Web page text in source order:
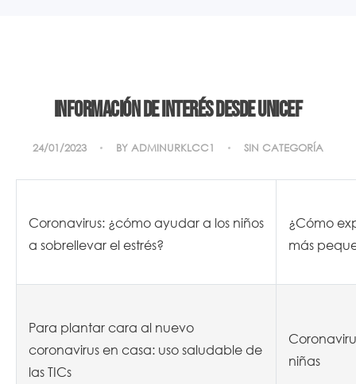
Información de interés desde UNICEF
24/01/2023 BY ADMINURKLCC1 SIN CATEGORÍA
Coronavirus: ¿cómo ayudar a los niños
a sobrellevar el estrés?
¿Cómo
más
Para plantar cara al nuevo
coronavirus en casa: uso saludable de
las TICs
niñas